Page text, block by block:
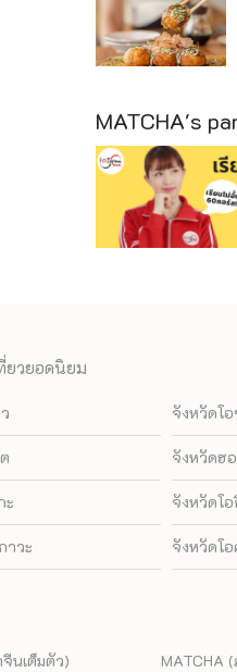
MATCHA's
ยวยอดนิยม
จังหวัดโ
จังหวัดฮ
ะ จังหวัดโ
าวะ จังหวัดโ
นเต็มตัว) MATCHA